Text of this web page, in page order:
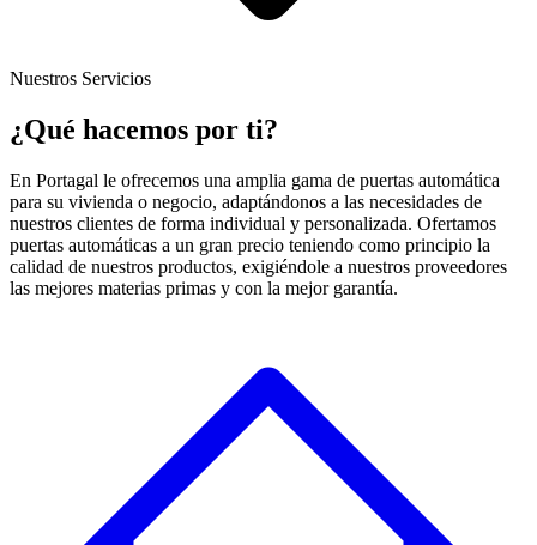
Nuestros Servicios
¿Qué hacemos por ti?
En Portagal le ofrecemos una amplia gama de puertas automática
para su vivienda o negocio, adaptándonos a las necesidades de
nuestros clientes de forma individual y personalizada. Ofertamos
puertas automáticas a un gran precio teniendo como principio la
calidad de nuestros productos, exigiéndole a nuestros proveedores
las mejores materias primas y con la mejor garantía.